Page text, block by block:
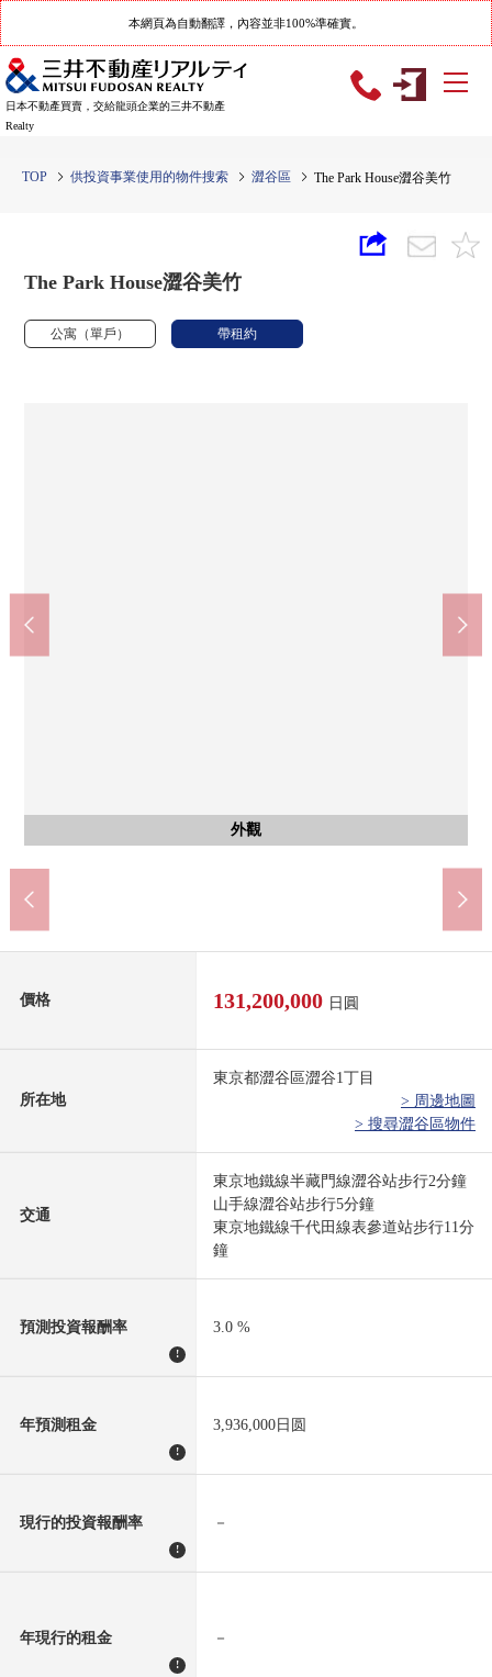
本網頁為自動翻譯，內容並非100%準確實。
日本不動產買賣，交給龍頭企業的三井不動產
Realty
TOP 供投資事業使用的物件搜索 澀谷區 The Park House澀谷美竹
The Park House澀谷美竹
公寓（單戶） 帶租約
外觀
入口
外觀
外觀
入口
其他
外觀
外觀
MIYASHITA PARK(約180m)
步行3分鐘
東急store食物站澀谷演員表店(約200m)
步行3分鐘
澀谷區立神南小學(約600m)
步行8分鐘
澀谷區政府機關(約660m)
步行9分鐘
價格 131,200,000 日圓
所在地
東京都澀谷區澀谷1丁目
> 周邊地圖
> 搜尋澀谷區物件
交通
東京地鐵線半藏門線澀谷站步行2分鐘
山手線澀谷站步行5分鐘
東京地鐵線千代田線表參道站步行11分
鐘
預測投資報酬率
!
3.0 %
年預測租金
!
3,936,000日圆
現行的投資報酬率
!
－
年現行的租金
!
－